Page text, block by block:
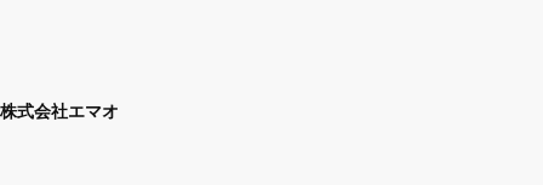
株式会社エマオ